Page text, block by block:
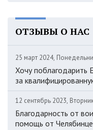
ОТЗЫВЫ О НАС
25 март 2024,
Хочу поблагодарить
за
12 сентябрь 2023,
Благодарность от
помощь от